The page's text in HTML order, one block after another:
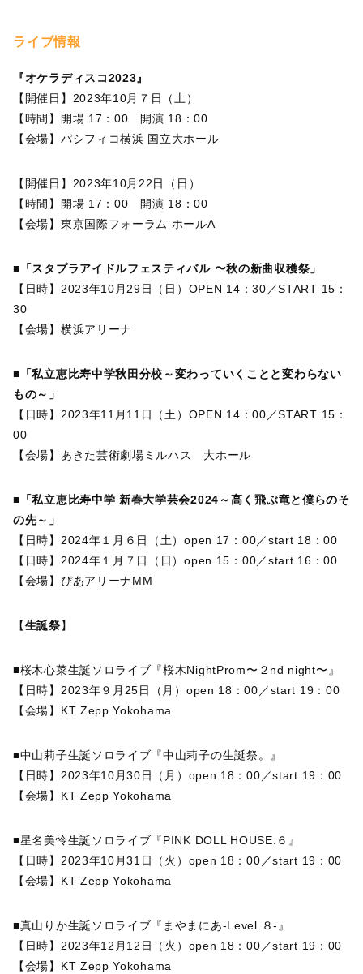
ライブ情報
『オケラディスコ2023』
【開催日】2023年10月７日（土）
【時間】開場 17：00 開演 18：00
【会場】パシフィコ横浜 国立大ホール
【開催日】2023年10月22日（日）
【時間】開場 17：00 開演 18：00
【会場】東京国際フォーラム ホールA
■「スタプラアイドルフェスティバル 〜秋の新曲収穫祭」
【日時】2023年10月29日（日）OPEN 14：30／START 15：
30
【会場】横浜アリーナ
■「私立恵比寿中学秋田分校～変わっていくことと変わらない
もの～」
【日時】2023年11月11日（土）OPEN 14：00／START 15：
00
【会場】あきた芸術劇場ミルハス 大ホール
■「私立恵比寿中学 新春大学芸会2024～高く飛ぶ竜と僕らのそ
の先～」
【日時】2024年１月６日（土）open 17：00／start 18：00
【日時】2024年１月７日（日）open 15：00／start 16：00
【会場】ぴあアリーナMM
【生誕祭】
■桜木心菜生誕ソロライブ『桜木NightProm〜２nd night〜』
【日時】2023年９月25日（月）open 18：00／start 19：00
【会場】KT Zepp Yokohama
■中山莉子生誕ソロライブ『中山莉子の生誕祭。』
【日時】2023年10月30日（月）open 18：00／start 19：00
【会場】KT Zepp Yokohama
■星名美怜生誕ソロライブ『PINK DOLL HOUSE:６』
【日時】2023年10月31日（火）open 18：00／start 19：00
【会場】KT Zepp Yokohama
■真山りか生誕ソロライブ『まやまにあ-Level.８-』
【日時】2023年12月12日（火）open 18：00／start 19：00
【会場】KT Zepp Yokohama